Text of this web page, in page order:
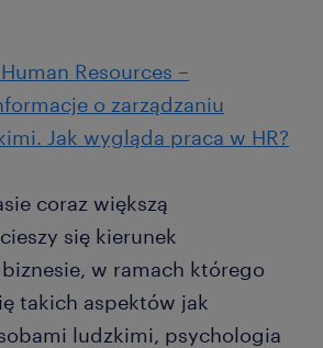
Resources –
o zarządzaniu
Jak wygląda praca w HR?
coraz większą
się kierunek
w ramach którego
takich aspektów jak
ludzkimi, psychologia